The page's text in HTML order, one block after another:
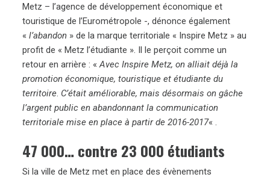
Metz – l’agence de développement économique et
touristique de l’Eurométropole -, dénonce également
«l’abandon » de la marque territoriale « Inspire Metz » au
profit de « Metz l’étudiante ». Il le perçoit comme un
retour en arrière : «Avec Inspire Metz, on alliait déjà la
promotion économique, touristique et étudiante du
territoire. C’était améliorable, mais désormais on gâche
l’argent public en abandonnant la communication
territoriale mise en place à partir de 2016-2017« .
47 000… contre 23 000 étudiants
Si la ville de Metz met en place des évènements